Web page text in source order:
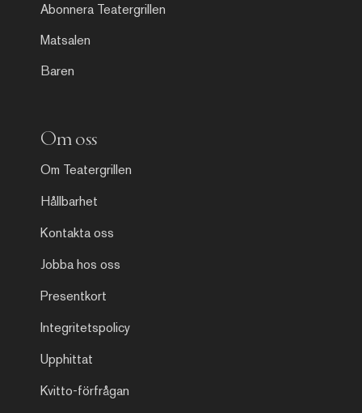
Abonnera Teatergrillen
Matsalen
Baren
Om oss
Om Teatergrillen
Hållbarhet
Kontakta oss
Jobba hos oss
Presentkort
Integritetspolicy
Upphittat
Kvitto-förfrågan